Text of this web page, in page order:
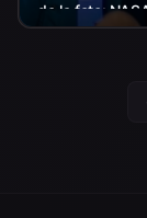
de la foto: